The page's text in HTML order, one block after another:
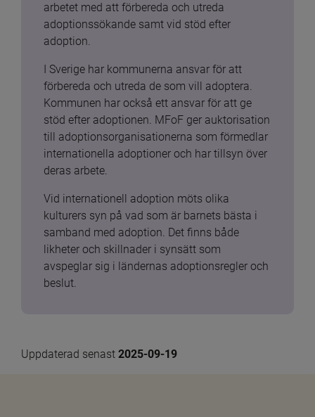
arbetet med att förbereda och utreda
adoptionssökande samt vid stöd efter
adoption.
I Sverige har kommunerna ansvar för att
förbereda och utreda de som vill adoptera.
Kommunen har också ett ansvar för att ge
stöd efter adoptionen. MFoF ger auktorisation
till adoptionsorganisationerna som förmedlar
internationella adoptioner och har tillsyn över
deras arbete.
Vid internationell adoption möts olika
kulturers syn på vad som är barnets bästa i
samband med adoption. Det finns både
likheter och skillnader i synsätt som
avspeglar sig i ländernas adoptionsregler och
beslut.
Uppdaterad senast 2025-09-19